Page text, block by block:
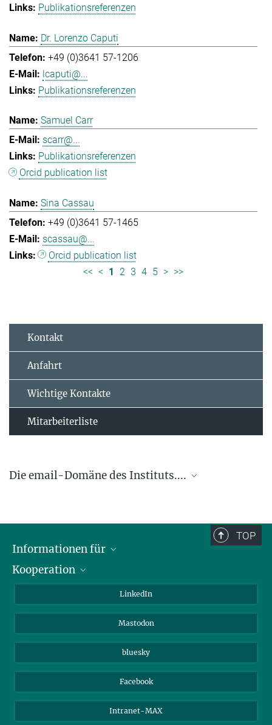
Publikationsreferenzen
Dr. Lorenzo Caputi
+49 (0)3641 57-1206
lcaputi@...
Publikationsreferenzen
Samuel Carr
scarr@...
Publikationsreferenzen
Orcid publication list
Sina Cassau
+49 (0)3641 57-1465
scassau@...
Orcid publication list
<< < 1 2 3 4 5 > >>
Kontakt
Anfahrt
Wichtige Kontakte
Mitarbeiterliste
Die email-Domäne des Instituts....
TOP
Informationen für
Journalisten
Kooperation
Beutenberg Campus e.V.
LinkedIn
Mastodon
bluesky
Facebook
Intranet-MAX